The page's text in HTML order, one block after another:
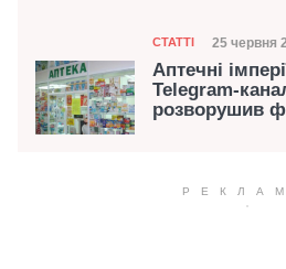
Категорія
СТАТТІ Дата
25 червня
Аптечні
Telegram-
розворушив